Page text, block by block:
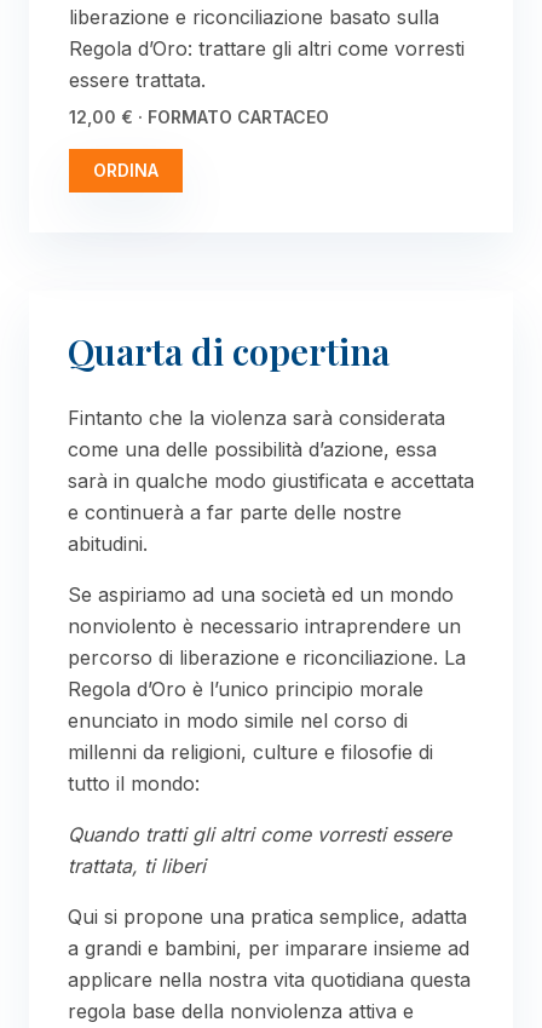
liberazione e riconciliazione basato sulla
Regola d’Oro: trattare gli altri come vorresti
essere trattata.
12,00 € · FORMATO CARTACEO
ORDINA
Quarta di copertina
Fintanto che la violenza sarà considerata
come una delle possibilità d’azione, essa
sarà in qualche modo giustificata e accettata
e continuerà a far parte delle nostre
abitudini.
Se aspiriamo ad una società ed un mondo
nonviolento è necessario intraprendere un
percorso di liberazione e riconciliazione. La
Regola d’Oro è l’unico principio morale
enunciato in modo simile nel corso di
millenni da religioni, culture e filosofie di
tutto il mondo:
Quando tratti gli altri come vorresti essere
trattata, ti liberi
Qui si propone una pratica semplice, adatta
a grandi e bambini, per imparare insieme ad
applicare nella nostra vita quotidiana questa
regola base della nonviolenza attiva e